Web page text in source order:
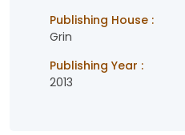
Publishing House :
Grin
Publishing Year :
2013